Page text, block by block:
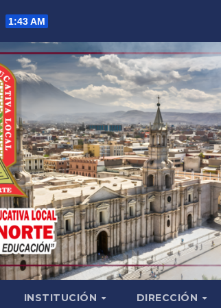
1:43 AM
INSTITUCIÓN DIRECCIÓN